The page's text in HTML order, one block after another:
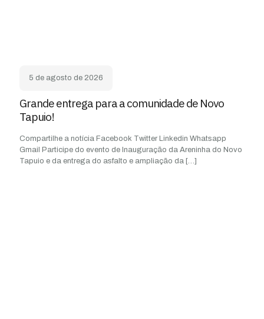
5 de agosto de 2026
Grande entrega para a comunidade de Novo
Tapuio!
Compartilhe a notícia Facebook Twitter Linkedin Whatsapp
Gmail Participe do evento de Inauguração da Areninha do Novo
Tapuio e da entrega do asfalto e ampliação da […]